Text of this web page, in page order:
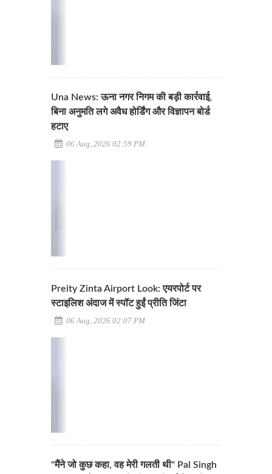
Una News: ऊना नगर निगम की बड़ी कार्रवाई,
बिना अनुमति लगे अवैध होर्डिंग और विज्ञापन बोर्ड
हटाए
06 Aug, 2026 02:59 PM
Preity Zinta Airport Look: एयरपोर्ट पर
स्टाइलिश अंदाज में स्पॉट हुईं प्रीति जिंटा
06 Aug, 2026 02:07 PM
"मैंने जो कुछ कहा, वह मेरी गलती थी" Pal Singh